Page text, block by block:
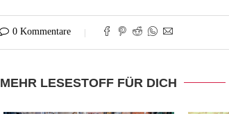
0 Kommentare
MEHR LESESTOFF FÜR DICH